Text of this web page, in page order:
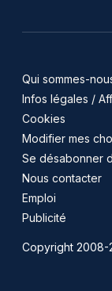
Qui sommes-
Infos légales /
Cookies
Modifier mes
Se désabonner
Nous contacter
Emploi
Publicité
Copyright 2008-